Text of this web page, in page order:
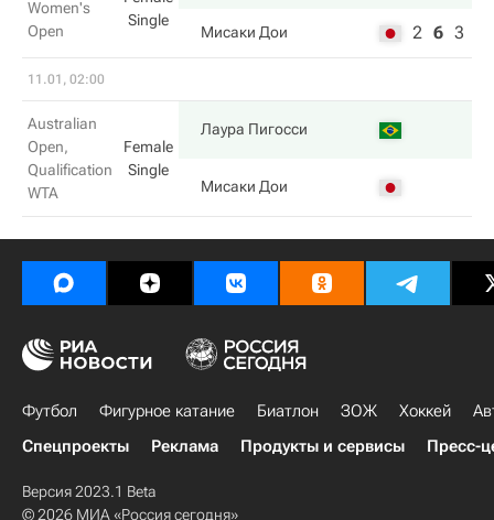
Women's
Open
Single
Мисаки Дои 2 6 3
11.01, 02:00
Australian
Open,
Qualification
WTA
Female
Single
Лаура Пигосси
Мисаки Дои
Футбол Фигурное катание Биатлон ЗОЖ Хоккей
Спецпроекты
Реклама Продукты и сервисы Пресс-
Версия 2023.1 Beta
© 2026 МИА «Россия сегодня»